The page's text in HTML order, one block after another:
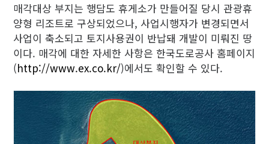
매각대상 부지는 행담도 휴게소가 만들어질 당시 관광휴
양형 리조트로 구상되었으나, 사업시행자가 변경되면서
사업이 축소되고 토지사용권이 반납돼 개발이 미뤄진 땅
이다. 매각에 대한 자세한 사항은 한국도로공사 홈페이지
(http://www.ex.co.kr/)에서도 확인할 수 있다.